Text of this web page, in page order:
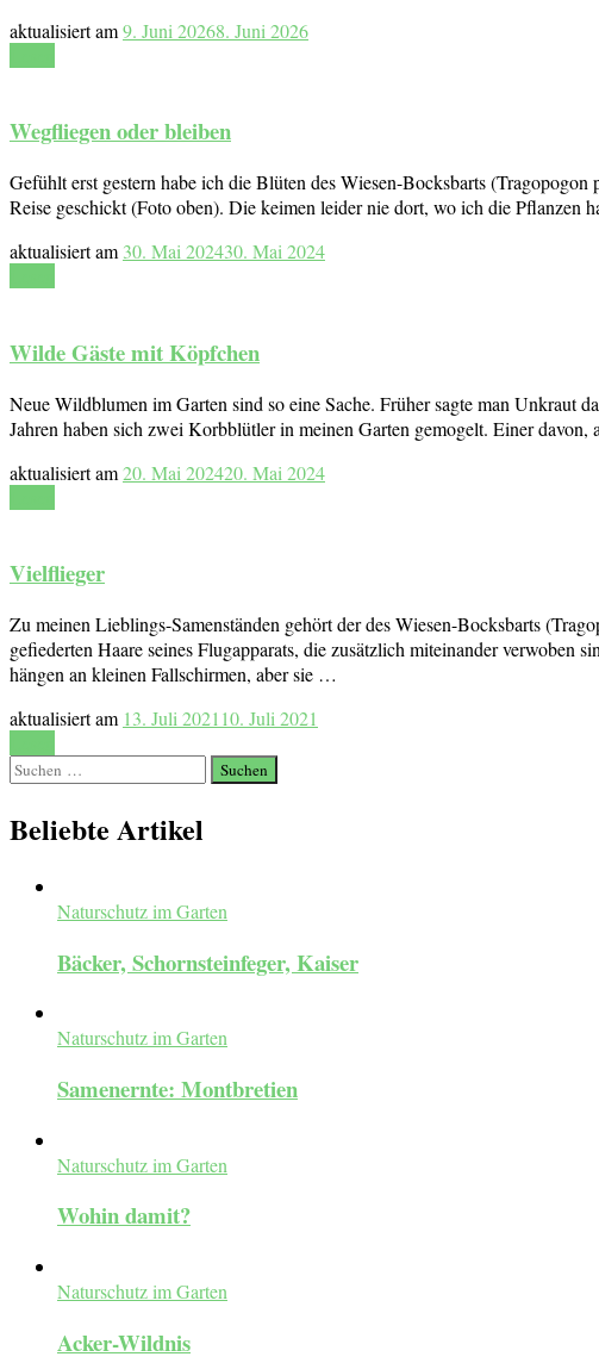
aktualisiert am9. Juni 20268. Juni 2026
Wegfliegen oder bleiben
Gefühlt erst gestern habe ich die Blüten des Wiesen-Bocksbarts
Reise geschickt (Foto oben). Die keimen leider nie dort, wo ich die
aktualisiert am 30. Mai 202430. Mai 2024
Wilde Gäste mit Köpfchen
Neue Wildblumen im Garten sind so eine Sache. Früher sagte man Unkraut
Jahren haben sich zwei Korbblütler in meinen Garten gemogelt. Einer
aktualisiert am20. Mai 202420. Mai 2024
Vielflieger
Zu meinen Lieblings-Samenständen gehört der des Wiesen-Bocksbarts
gefiederten Haare seines Flugapparats, die zusätzlich miteinander
hängen an kleinen Fallschirmen, aber sie …
aktualisiert am 13. Juli 2021 10. Juli 2021
Suchen
nach:
Beliebte Artikel
Naturschutz im Garten
Bäcker, Schornsteinfeger, Kaiser
Naturschutz im Garten
Samenernte: Montbretien
Naturschutz im Garten
Wohin damit?
Naturschutz im Garten
Acker-Wildnis